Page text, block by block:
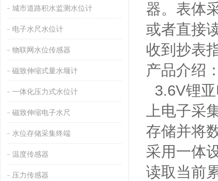
城市道路积水监测水位计
电子水尺水位计
物联网水位传感器
磁致伸缩式量水堰计
一体化压力式水位计
磁致伸缩电子水尺
水位存储采集终端
温度传感器
压力传感器
器。表体
或者直接
收到抄表
产品介绍
3.6V锂
上电子采
存储并将
采用一体
读取当前